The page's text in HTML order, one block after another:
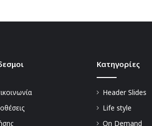
Kατηγορίες
Header Slides
Life style
On Demand